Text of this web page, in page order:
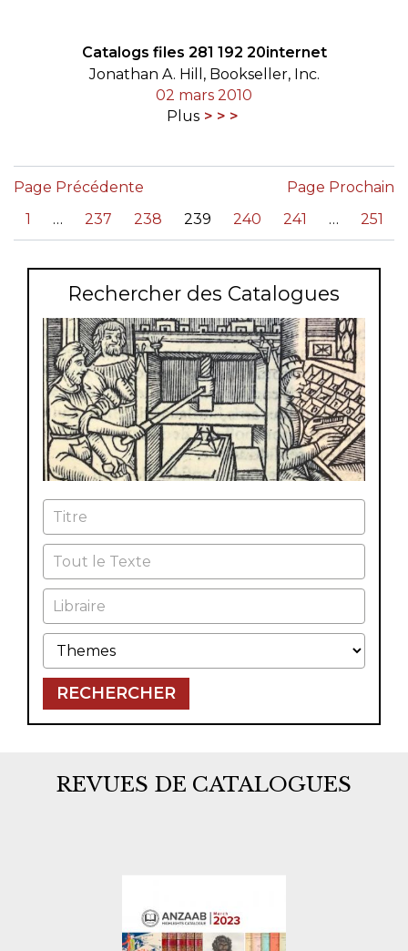
Catalogs files 281 192 20internet
Jonathan A. Hill, Bookseller, Inc.
02 mars 2010
Plus
Page Précédente
1 237 238 239 240 241 251
Page Prochain
Rechercher des Catalogues
Titre
Tout le Texte
Libraire
Themes
RECHERCHER
REVUES DE CATALOGUES